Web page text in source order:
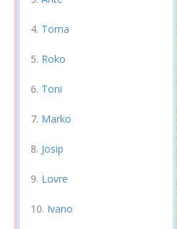
Toma
Roko
Toni
Marko
Josip
Lovre
Ivano